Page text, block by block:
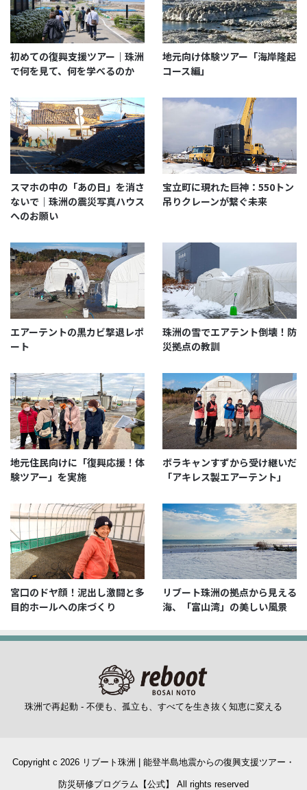
先月、大谷小中学校の向かいにオープンしたばかり
の、「みんなのスーパー」にも立ち寄りました。儲け
度外視、地域の人に喜ばれるのなら、と生活が便利に
なるように、ニーズも集めて仕入れているお店。
お店のレジは一時的に激混み！！最近は、観光客向け
にお土産「大谷塩」や「しおキャンディ」も置いてい
るそうです。
地元の方に案内するのが、なんだか嬉しそうな珠洲製
塩、山岸社長。いつもより２回ほど多く大サービスの
海水撒き実演でした。
内浦側ではあまり売ってない、道の駅すず塩田村オリ
ジナルの塩れもん(れもん水)を気に入り、まとめ買い
初めての復興支援ツアー｜珠洲
で何を見て、何を学べるのか
地元向け体験ツアー「海岸隆起
コース編」
スマホの中の「あの日」を消さ
ないで｜珠洲の震災写真ハウス
へのお願い
宝立町に現れた巨神：550トン
吊りクレーンが繋ぐ未来
エアーテントの黒カビ撃退レポ
ート
珠洲の雪でエアテント倒壊！防
災拠点の教訓
地元住民向けに「復興応援！体
験ツアー」を実施
ボラキャンすずから受け継いだ
「アキレス製エアーテント」
宮口のドヤ顔！泥出し激闘と多
目的ホールへの床づくり
リブート珠洲の拠点から見える
海、「富山湾」の美しい風景
珠洲で再起動 - 不便も、孤立も、すべてを生き抜く知恵に変える
Copyright c 2026 リブート珠洲 | 能登半島地震からの復興支援ツアー・
防災研修プログラム【公式】 All rights reserved